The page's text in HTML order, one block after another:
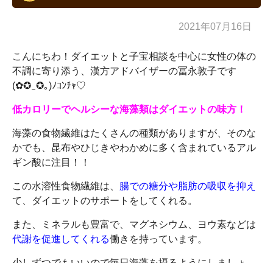
2021年07月16日
こんにちわ！ダイエットと子宝相談を中心に女性の体の
不調に寄り添う、漢方アドバイザーの冨永敦子です
(✿✪‿✪｡)ﾉｺﾝﾁｬ♡
低カロリーでヘルシーな海藻類はダイエットの味方！
海藻の食物繊維はたくさんの種類がありますが、そのな
かでも、昆布やひじきやわかめに多く含まれているアル
ギン酸に注目！！
この水溶性食物繊維は、 腸での糖分や脂肪の吸収を抑え
て、ダイエットのサポートをしてくれる。
また、ミネラルも豊富で、マグネシウム、ヨウ素などは
代謝を促進してくれる働きを持っています。